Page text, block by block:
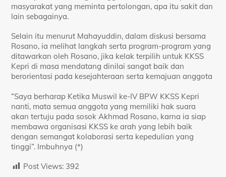
masyarakat yang meminta pertolongan, apa itu sakit dan
lain sebagainya.
Selain itu menurut Mahayuddin, dalam diskusi bersama
Rosano, ia melihat langkah serta program-program yang
ditawarkan oleh Rosano, jika kelak terpilih untuk KKSS
Kepri di masa mendatang dinilai sangat baik dan
berorientasi pada kesejahteraan serta kemajuan anggota
“Saya berharap Ketika Muswil ke-IV BPW KKSS Kepri
nanti, mata semua anggota yang memiliki hak suara
akan tertuju pada sosok Akhmad Rosano, karna ia siap
membawa organisasi KKSS ke arah yang lebih baik
dengan semangat kolaborasi serta kepedulian yang
tinggi”. Imbuhnya (*)
Post Views: 392